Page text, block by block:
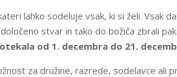
lahko sodeluje vsak, ki si želi. Vsak
stvar in tako do božiča zbrali
od 1. decembra do 21.
za družine, razrede, sodelavce ali